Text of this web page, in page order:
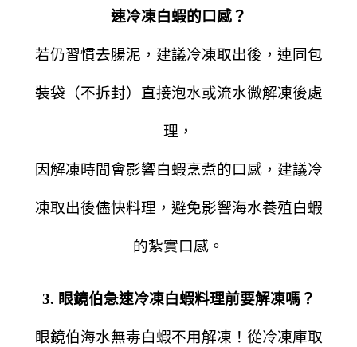
速冷凍白蝦的口感？
若仍習慣去腸泥，建議冷凍取出後，連同包
裝袋（不拆封）直接泡水或流水微解凍後處
理，
因解凍時間會影響白蝦烹煮的口感，建議冷
凍取出後儘快料理，避免影響海水養殖白蝦
的紮實口感。
3. 眼鏡伯急速冷凍白蝦料理前要解凍嗎？
眼鏡伯海水無毒白蝦不用解凍！從冷凍庫取